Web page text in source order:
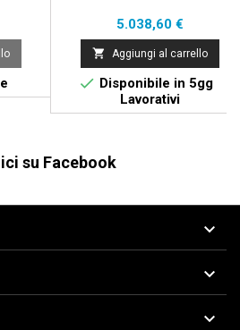
Prezzo
5.038,60 €
 Aggiungi al carrello
 Disponibile in 5gg
Lavorativi
su Facebook


